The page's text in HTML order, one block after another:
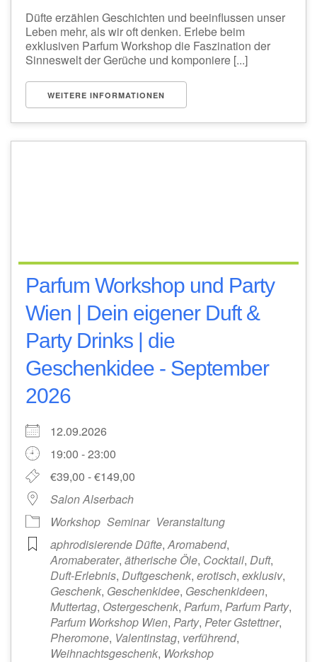
Düfte erzählen Geschichten und beeinflussen unser
Leben mehr, als wir oft denken. Erlebe beim
exklusiven Parfum Workshop die Faszination der
Sinneswelt der Gerüche und komponiere [...]
WEITERE INFORMATIONEN
Parfum Workshop und Party
Wien | Dein eigener Duft &
Party Drinks | die
Geschenkidee - September
2026
12.09.2026
19:00 - 23:00
€39,00 - €149,00
Salon Alserbach
Workshop Seminar Veranstaltung
aphrodisierende Düfte,Aromabend,
Aromaberater, ätherische Öle, Cocktail, Duft,
Duft-Erlebnis, Duftgeschenk, erotisch, exklusiv,
Geschenk, Geschenkidee, Geschenkideen,
Muttertag, Ostergeschenk, Parfum, Parfum Party,
Parfum Workshop Wien, Party, Peter Gstettner,
Pheromone, Valentinstag, verführend,
Weihnachtsgeschenk, Workshop